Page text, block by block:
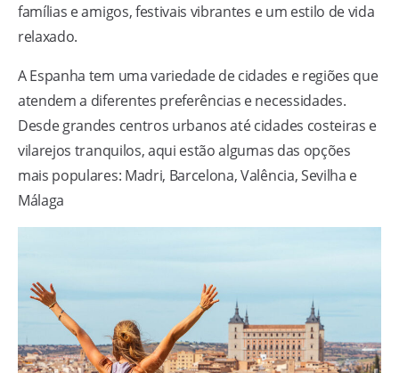
famílias e amigos, festivais vibrantes e um estilo de vida
relaxado.
A Espanha tem uma variedade de cidades e regiões que
atendem a diferentes preferências e necessidades.
Desde grandes centros urbanos até cidades costeiras e
vilarejos tranquilos, aqui estão algumas das opções
mais populares: Madri, Barcelona, Valência, Sevilha e
Málaga